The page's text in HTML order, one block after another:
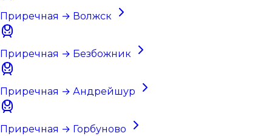
Приречная → Волжск
Приречная → Безбожник
Приречная → Андрейшур
Приречная → Горбуново